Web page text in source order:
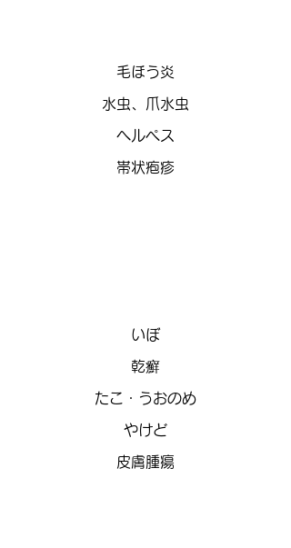
毛ほう炎
水虫、爪水虫
​ヘルペス
​帯状疱疹
​いぼ
乾癬
たこ・うおのめ
​やけど
皮膚腫瘍